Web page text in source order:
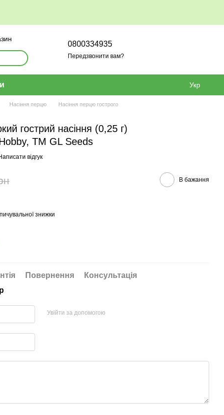
0800334935
Передзвонити вам?
Укр
Насіння перцю
Насіння перцю гострого
гострий насіння (0,25 г)
TM GL Seeds
відгук
В бажання
знижки
Повернення
Консультація
Увійти за допомогою